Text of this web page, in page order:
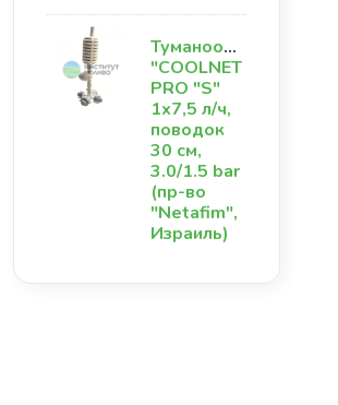
Туманообразователь
"COOLNET
PRO "S"
1х7,5 л/ч,
поводок
30 см,
3.0/1.5 bar
(пр-во
"Netafim",
Израиль)